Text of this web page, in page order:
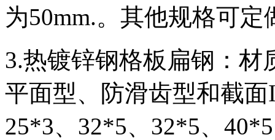
为50mm.。其他规格可定
3.热镀锌钢格板扁钢：材
平面型、防滑齿型和截
25*3、32*5、32*5、